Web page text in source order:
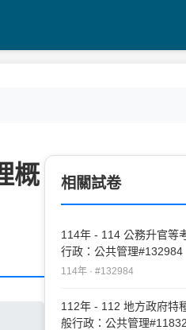
概
相關試卷
114年 - 114 公務升官等
行政：公共管理#132984
114年 · #132984
112年 - 112 地方政府特
般行政：公共管理